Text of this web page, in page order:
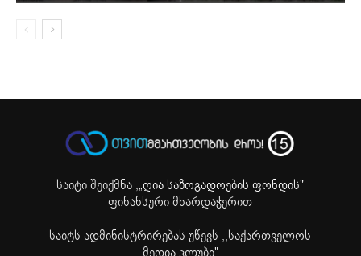
საიტი შეიქმნა ,„ღია საზოგადოების ფონდის"
ფინანსური მხარდაჭერით
საიტს ადმინისტრირებას უწევს ,,საქართველოს